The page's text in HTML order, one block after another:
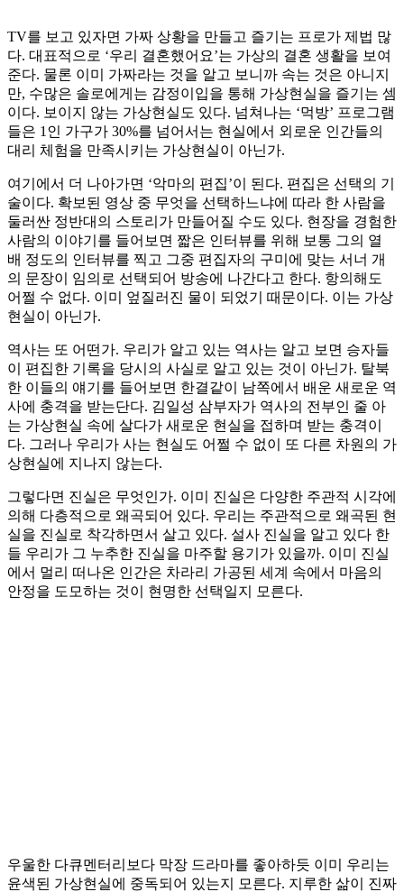
TV를 보고 있자면 가짜 상황을 만들고 즐기는 프로가 제법 많
다. 대표적으로 ‘우리 결혼했어요’는 가상의 결혼 생활을 보여
준다. 물론 이미 가짜라는 것을 알고 보니까 속는 것은 아니지
만, 수많은 솔로에게는 감정이입을 통해 가상현실을 즐기는 셈
이다. 보이지 않는 가상현실도 있다. 넘쳐나는 ‘먹방’ 프로그램
들은 1인 가구가 30%를 넘어서는 현실에서 외로운 인간들의
대리 체험을 만족시키는 가상현실이 아닌가.
여기에서 더 나아가면 ‘악마의 편집’이 된다. 편집은 선택의 기
술이다. 확보된 영상 중 무엇을 선택하느냐에 따라 한 사람을
둘러싼 정반대의 스토리가 만들어질 수도 있다. 현장을 경험한
사람의 이야기를 들어보면 짧은 인터뷰를 위해 보통 그의 열
배 정도의 인터뷰를 찍고 그중 편집자의 구미에 맞는 서너 개
의 문장이 임의로 선택되어 방송에 나간다고 한다. 항의해도
어쩔 수 없다. 이미 엎질러진 물이 되었기 때문이다. 이는 가상
현실이 아닌가.
역사는 또 어떤가. 우리가 알고 있는 역사는 알고 보면 승자들
이 편집한 기록을 당시의 사실로 알고 있는 것이 아닌가. 탈북
한 이들의 얘기를 들어보면 한결같이 남쪽에서 배운 새로운 역
사에 충격을 받는단다. 김일성 삼부자가 역사의 전부인 줄 아
는 가상현실 속에 살다가 새로운 현실을 접하며 받는 충격이
다. 그러나 우리가 사는 현실도 어쩔 수 없이 또 다른 차원의 가
상현실에 지나지 않는다.
그렇다면 진실은 무엇인가. 이미 진실은 다양한 주관적 시각에
의해 다층적으로 왜곡되어 있다. 우리는 주관적으로 왜곡된 현
실을 진실로 착각하면서 살고 있다. 설사 진실을 알고 있다 한
들 우리가 그 누추한 진실을 마주할 용기가 있을까. 이미 진실
에서 멀리 떠나온 인간은 차라리 가공된 세계 속에서 마음의
안정을 도모하는 것이 현명한 선택일지 모른다.
우울한 다큐멘터리보다 막장 드라마를 좋아하듯 이미 우리는
윤색된 가상현실에 중독되어 있는지 모른다. 지루한 삶이 진짜